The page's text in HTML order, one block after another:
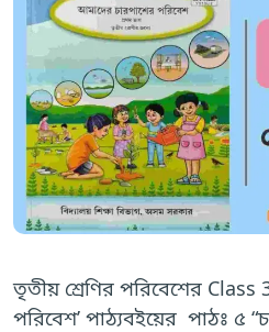
তৃতীয় শ্রেণির পরিবেশের Class
পরিবেশ’ পাঠ্যবইয়ের পাঠঃ ৫